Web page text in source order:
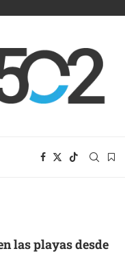
las playas desde